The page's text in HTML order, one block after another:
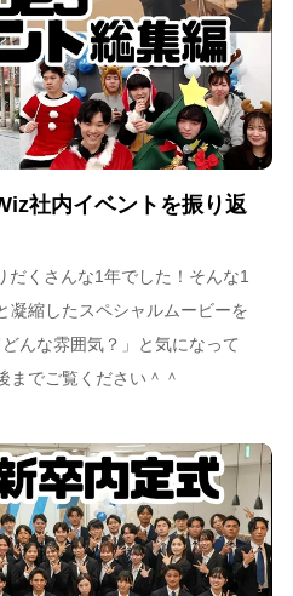
社内イベントを振り返
だくさんな1年でした！そんな1
凝縮したスペシャルムービーを
んな雰囲気？」と気になって
までご覧ください＾＾